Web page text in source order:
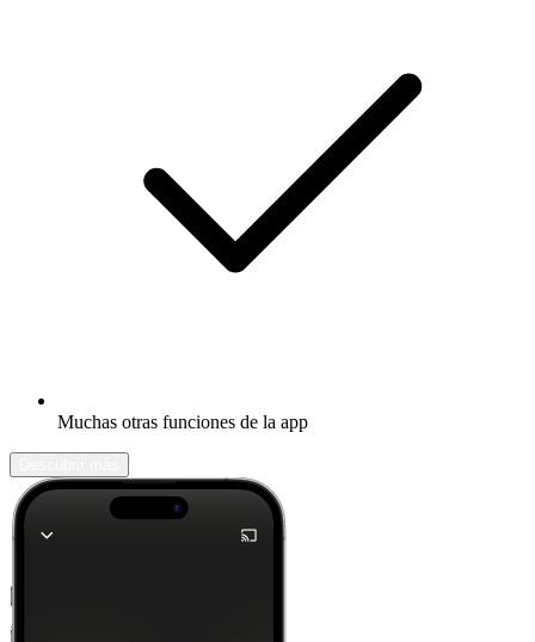
Muchas otras funciones de la app